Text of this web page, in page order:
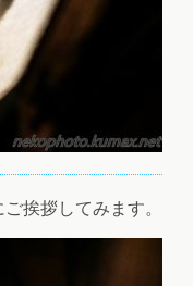
挨拶してみます。